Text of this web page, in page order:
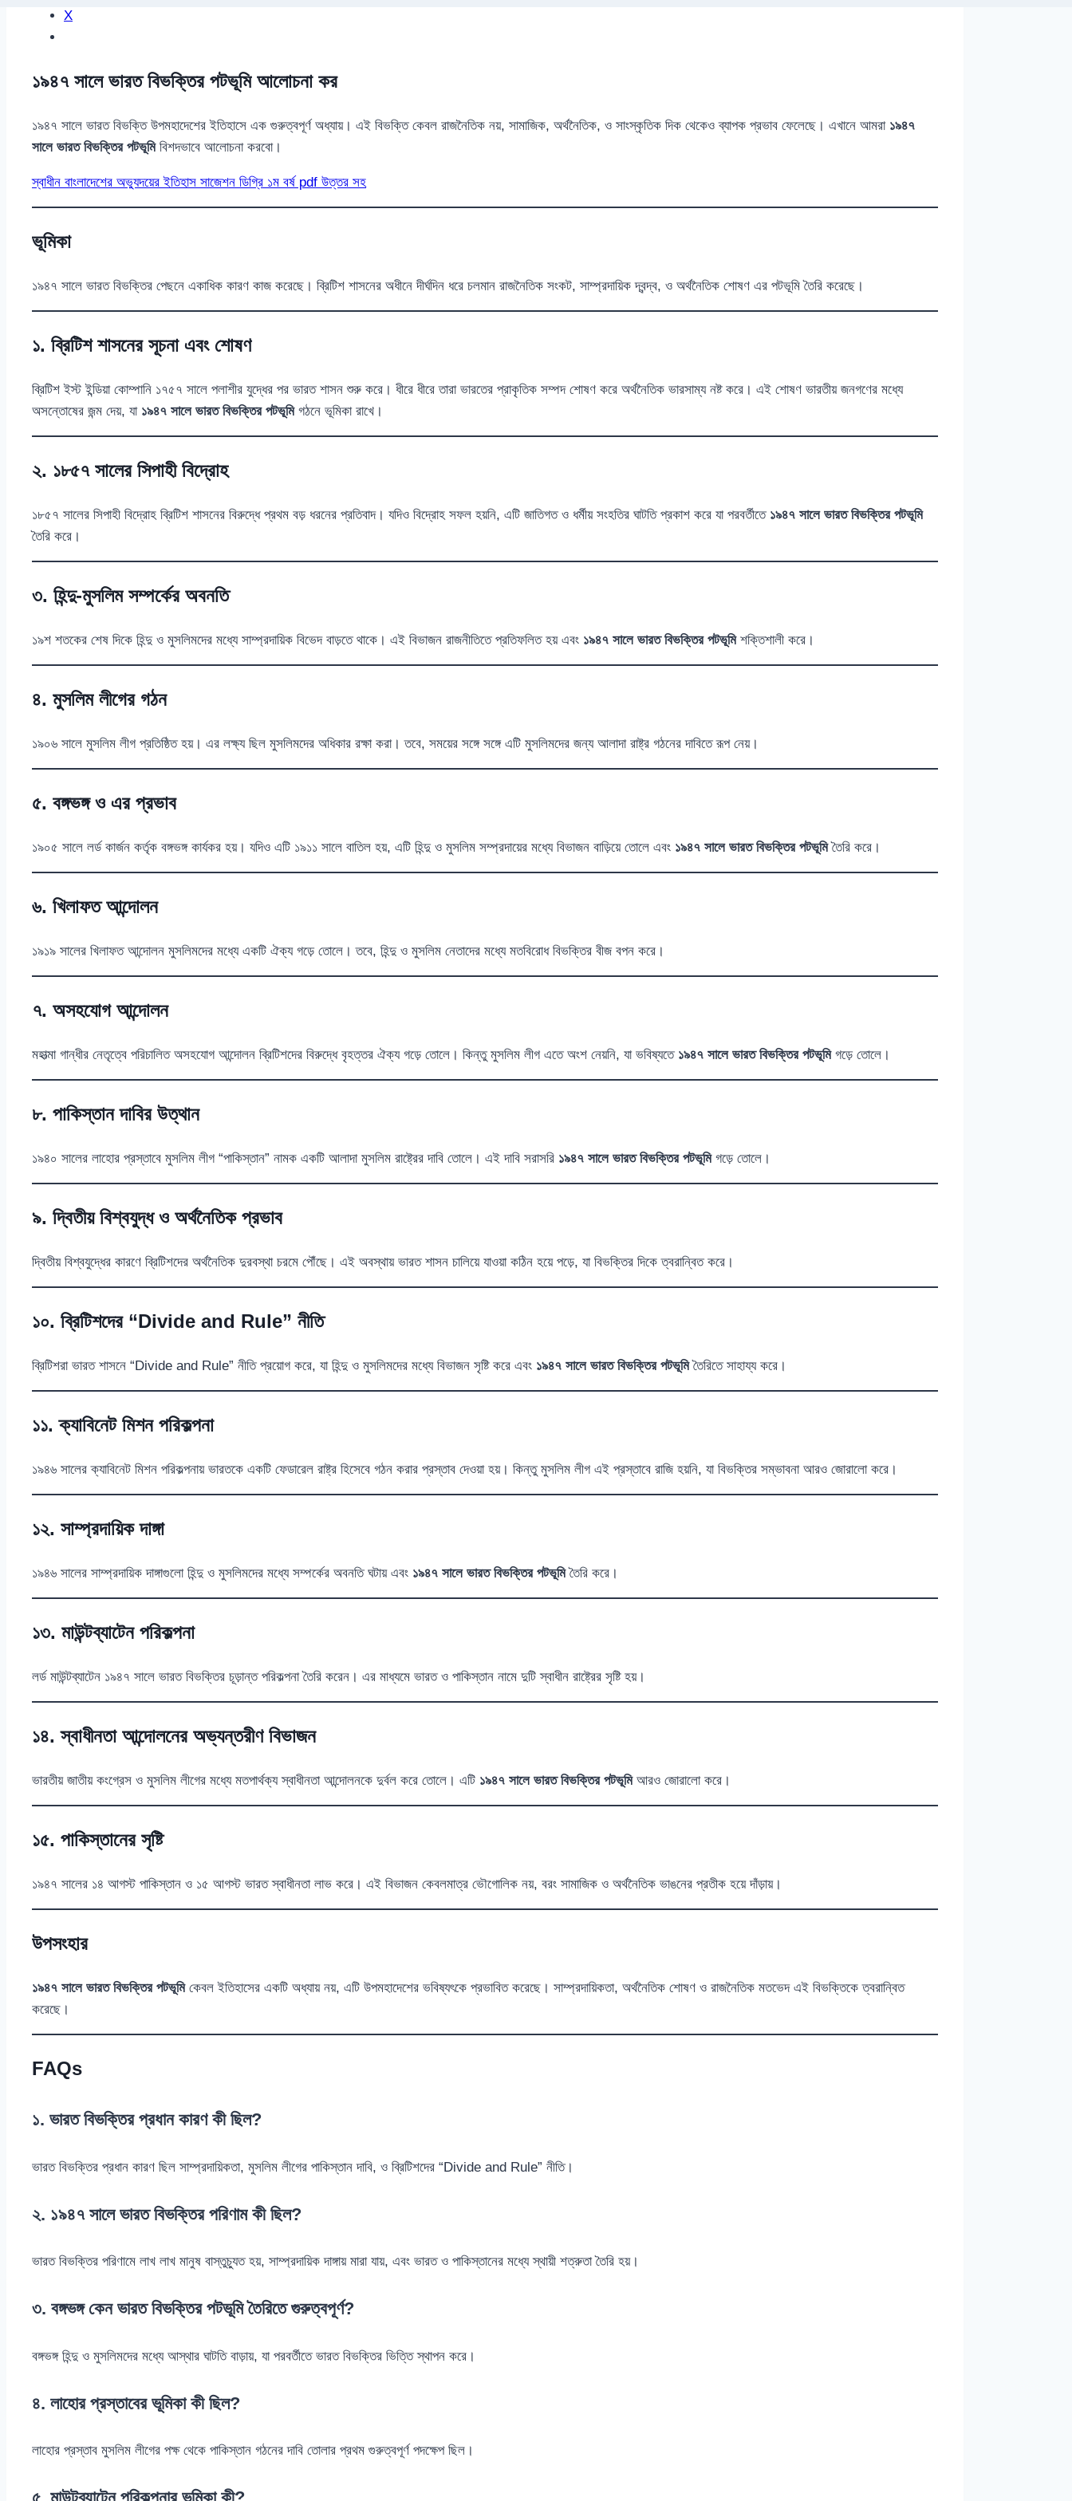
X
১৯৪৭ সালে ভারত বিভক্তির পটভূমি আলোচনা কর
১৯৪৭ সালে ভারত বিভক্তি উপমহাদেশের ইতিহাসে এক গুরুত্বপূর্ণ অধ্যায়। এই বিভক্তি কেবল রাজনৈতিক নয়, সামাজিক, অর্থনৈতিক, ও সাংস্কৃতিক দিক থেকেও ব্যাপক প্রভাব ফেলেছে। এখানে আমরা ১৯৪৭
সালে ভারত বিভক্তির পটভূমিবিশদভাবে আলোচনা করবো।
স্বাধীন বাংলাদেশের অভ্যুদয়ের ইতিহাস সাজেশন ডিগ্রি ১ম বর্ষ pdf উত্তর সহ
ভূমিকা
১৯৪৭ সালে ভারত বিভক্তির পেছনে একাধিক কারণ কাজ করেছে। ব্রিটিশ শাসনের অধীনে দীর্ঘদিন ধরে চলমান রাজনৈতিক সংকট, সাম্প্রদায়িক দ্বন্দ্ব, ও অর্থনৈতিক শোষণ এর পটভূমি তৈরি করেছে।
১. ব্রিটিশ শাসনের সূচনা এবং শোষণ
ব্রিটিশ ইস্ট ইন্ডিয়া কোম্পানি ১৭৫৭ সালে পলাশীর যুদ্ধের পর ভারত শাসন শুরু করে। ধীরে ধীরে তারা ভারতের প্রাকৃতিক সম্পদ শোষণ করে অর্থনৈতিক ভারসাম্য নষ্ট করে। এই শোষণ ভারতীয় জনগণের মধ্যে
অসন্তোষের জন্ম দেয়, যা ১৯৪৭ সালে ভারত বিভক্তির পটভূমিগঠনে ভূমিকা রাখে।
২. ১৮৫৭ সালের সিপাহী বিদ্রোহ
১৮৫৭ সালের সিপাহী বিদ্রোহ ব্রিটিশ শাসনের বিরুদ্ধে প্রথম বড় ধরনের প্রতিবাদ। যদিও বিদ্রোহ সফল হয়নি, এটি জাতিগত ও ধর্মীয় সংহতির ঘাটতি প্রকাশ করে যা পরবর্তীতে ১৯৪৭ সালে ভারত বিভক্তির পটভূমি
তৈরি করে।
৩. হিন্দু-মুসলিম সম্পর্কের অবনতি
১৯শ শতকের শেষ দিকে হিন্দু ও মুসলিমদের মধ্যে সাম্প্রদায়িক বিভেদ বাড়তে থাকে। এই বিভাজন রাজনীতিতে প্রতিফলিত হয় এবং ১৯৪৭ সালে ভারত বিভক্তির পটভূমিশক্তিশালী করে।
৪. মুসলিম লীগের গঠন
১৯০৬ সালে মুসলিম লীগ প্রতিষ্ঠিত হয়। এর লক্ষ্য ছিল মুসলিমদের অধিকার রক্ষা করা। তবে, সময়ের সঙ্গে সঙ্গে এটি মুসলিমদের জন্য আলাদা রাষ্ট্র গঠনের দাবিতে রূপ নেয়।
৫. বঙ্গভঙ্গ ও এর প্রভাব
১৯০৫ সালে লর্ড কার্জন কর্তৃক বঙ্গভঙ্গ কার্যকর হয়। যদিও এটি ১৯১১ সালে বাতিল হয়, এটি হিন্দু ও মুসলিম সম্প্রদায়ের মধ্যে বিভাজন বাড়িয়ে তোলে এবং ১৯৪৭ সালে ভারত বিভক্তির পটভূমিতৈরি করে।
৬. খিলাফত আন্দোলন
১৯১৯ সালের খিলাফত আন্দোলন মুসলিমদের মধ্যে একটি ঐক্য গড়ে তোলে। তবে, হিন্দু ও মুসলিম নেতাদের মধ্যে মতবিরোধ বিভক্তির বীজ বপন করে।
৭. অসহযোগ আন্দোলন
মহাত্মা গান্ধীর নেতৃত্বে পরিচালিত অসহযোগ আন্দোলন ব্রিটিশদের বিরুদ্ধে বৃহত্তর ঐক্য গড়ে তোলে। কিন্তু মুসলিম লীগ এতে অংশ নেয়নি, যা ভবিষ্যতে ১৯৪৭ সালে ভারত বিভক্তির পটভূমিগড়ে তোলে।
৮. পাকিস্তান দাবির উত্থান
১৯৪০ সালের লাহোর প্রস্তাবে মুসলিম লীগ “পাকিস্তান” নামক একটি আলাদা মুসলিম রাষ্ট্রের দাবি তোলে। এই দাবি সরাসরি ১৯৪৭ সালে ভারত বিভক্তির পটভূমিগড়ে তোলে।
৯. দ্বিতীয় বিশ্বযুদ্ধ ও অর্থনৈতিক প্রভাব
দ্বিতীয় বিশ্বযুদ্ধের কারণে ব্রিটিশদের অর্থনৈতিক দুরবস্থা চরমে পৌঁছে। এই অবস্থায় ভারত শাসন চালিয়ে যাওয়া কঠিন হয়ে পড়ে, যা বিভক্তির দিকে ত্বরান্বিত করে।
১০. ব্রিটিশদের “Divide and Rule” নীতি
ব্রিটিশরা ভারত শাসনে “Divide and Rule” নীতি প্রয়োগ করে, যা হিন্দু ও মুসলিমদের মধ্যে বিভাজন সৃষ্টি করে এবং ১৯৪৭ সালে ভারত বিভক্তির পটভূমিতৈরিতে সাহায্য করে।
১১. ক্যাবিনেট মিশন পরিকল্পনা
১৯৪৬ সালের ক্যাবিনেট মিশন পরিকল্পনায় ভারতকে একটি ফেডারেল রাষ্ট্র হিসেবে গঠন করার প্রস্তাব দেওয়া হয়। কিন্তু মুসলিম লীগ এই প্রস্তাবে রাজি হয়নি, যা বিভক্তির সম্ভাবনা আরও জোরালো করে।
১২. সাম্প্রদায়িক দাঙ্গা
১৯৪৬ সালের সাম্প্রদায়িক দাঙ্গাগুলো হিন্দু ও মুসলিমদের মধ্যে সম্পর্কের অবনতি ঘটায় এবং ১৯৪৭ সালে ভারত বিভক্তির পটভূমিতৈরি করে।
১৩. মাউন্টব্যাটেন পরিকল্পনা
লর্ড মাউন্টব্যাটেন ১৯৪৭ সালে ভারত বিভক্তির চূড়ান্ত পরিকল্পনা তৈরি করেন। এর মাধ্যমে ভারত ও পাকিস্তান নামে দুটি স্বাধীন রাষ্ট্রের সৃষ্টি হয়।
১৪. স্বাধীনতা আন্দোলনের অভ্যন্তরীণ বিভাজন
ভারতীয় জাতীয় কংগ্রেস ও মুসলিম লীগের মধ্যে মতপার্থক্য স্বাধীনতা আন্দোলনকে দুর্বল করে তোলে। এটি ১৯৪৭ সালে ভারত বিভক্তির পটভূমিআরও জোরালো করে।
১৫. পাকিস্তানের সৃষ্টি
১৯৪৭ সালের ১৪ আগস্ট পাকিস্তান ও ১৫ আগস্ট ভারত স্বাধীনতা লাভ করে। এই বিভাজন কেবলমাত্র ভৌগোলিক নয়, বরং সামাজিক ও অর্থনৈতিক ভাঙনের প্রতীক হয়ে দাঁড়ায়।
উপসংহার
১৯৪৭ সালে ভারত বিভক্তির পটভূমিকেবল ইতিহাসের একটি অধ্যায় নয়, এটি উপমহাদেশের ভবিষ্যৎকে প্রভাবিত করেছে। সাম্প্রদায়িকতা, অর্থনৈতিক শোষণ ও রাজনৈতিক মতভেদ এই বিভক্তিকে ত্বরান্বিত
করেছে।
FAQs
১. ভারত বিভক্তির প্রধান কারণ কী ছিল?
ভারত বিভক্তির প্রধান কারণ ছিল সাম্প্রদায়িকতা, মুসলিম লীগের পাকিস্তান দাবি, ও ব্রিটিশদের “Divide and Rule” নীতি।
২. ১৯৪৭ সালে ভারত বিভক্তির পরিণাম কী ছিল?
ভারত বিভক্তির পরিণামে লাখ লাখ মানুষ বাস্তুচ্যুত হয়, সাম্প্রদায়িক দাঙ্গায় মারা যায়, এবং ভারত ও পাকিস্তানের মধ্যে স্থায়ী শত্রুতা তৈরি হয়।
৩. বঙ্গভঙ্গ কেন ভারত বিভক্তির পটভূমি তৈরিতে গুরুত্বপূর্ণ?
বঙ্গভঙ্গ হিন্দু ও মুসলিমদের মধ্যে আস্থার ঘাটতি বাড়ায়, যা পরবর্তীতে ভারত বিভক্তির ভিত্তি স্থাপন করে।
৪. লাহোর প্রস্তাবের ভূমিকা কী ছিল?
লাহোর প্রস্তাব মুসলিম লীগের পক্ষ থেকে পাকিস্তান গঠনের দাবি তোলার প্রথম গুরুত্বপূর্ণ পদক্ষেপ ছিল।